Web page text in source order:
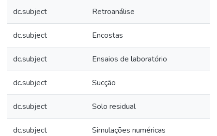
dc.subject Retroanálise
dc.subject Encostas
dc.subject Ensaios de laboratório
dc.subject Sucção
dc.subject Solo residual
dc.subject Simulações numéricas